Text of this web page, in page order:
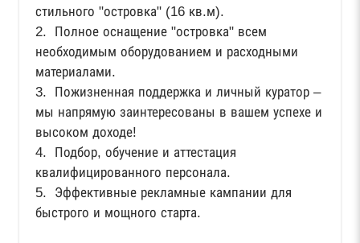
стильного "островка" (16 кв.м).
2. Полное оснащение "островка" всем
необходимым оборудованием и расходными
материалами.
3. Пожизненная поддержка и личный куратор –
мы напрямую заинтересованы в вашем успехе и
высоком доходе!
4. Подбор, обучение и аттестация
квалифицированного персонала.
5. Эффективные рекламные кампании для
быстрого и мощного старта.